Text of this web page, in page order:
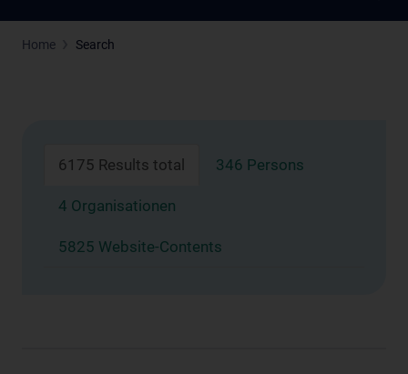
Home Search
6175 Results total 346 Persons
4 Organisationen
5825 Website-Contents